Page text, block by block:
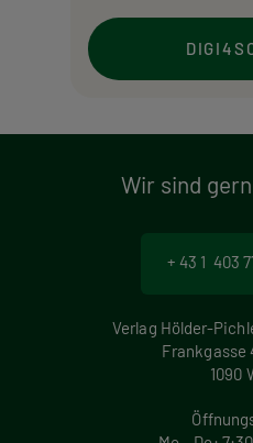
Wir sind
+ 43 1 403
Verlag Hölder-
Frankgasse
1090